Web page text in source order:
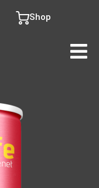
Shop